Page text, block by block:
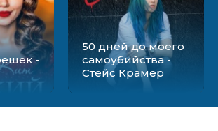
-
50 дней до моего
самоубийства -
Стейс Крамер